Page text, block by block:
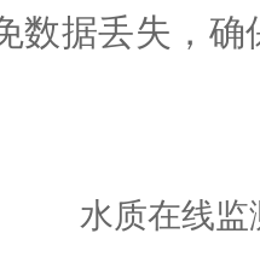
数据丢失，